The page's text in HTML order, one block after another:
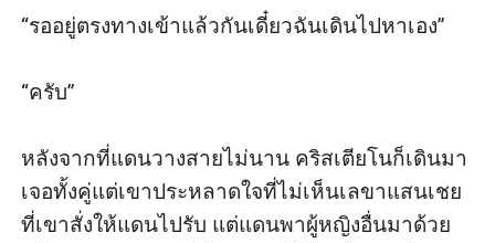
“รออยู่ตรงทางเข้าแล้วกันเดี๋ยวฉันเดินไปหาเอง”
“ครับ”
หลังจากที่แดนวางสายไม่นาน คริสเตียโนก็เดินมา
เจอทั้งคู่แต่เขาประหลาดใจที่ไม่เห็นเลขาแสนเชย
ที่เขาสั่งให้แดนไปรับ แต่แดนพาผู้หญิงอื่นมาด้วย